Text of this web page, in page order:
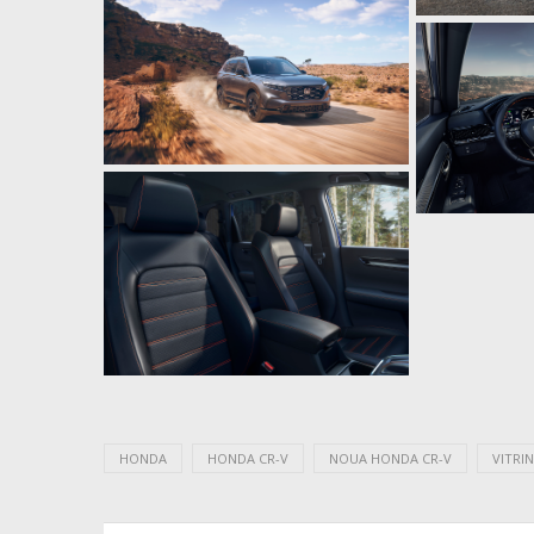
HONDA HONDA CR-V NOUA HONDA CR-V